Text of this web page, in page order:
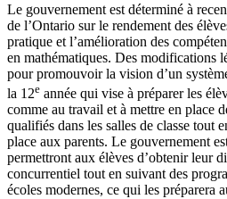
Le gouvernement est déterminé à
de l’Ontario sur le rendement des
pratique et l’amélioration des
en mathématiques. Des modifications
pour promouvoir la vision d’un
la 12e année qui vise à préparer les
comme au travail et à mettre en place
qualifiés dans les salles de classe tout
place aux parents. Le gouvernement
permettront aux élèves d’obtenir leur
concurrentiel tout en suivant des
écoles modernes, ce qui les préparera